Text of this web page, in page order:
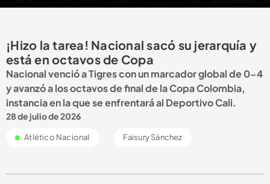
¡Hizo la tarea! Nacional sacó su jerarquía y
está en octavos de Copa
Nacional venció a Tigres con un marcador global de 0-4
y avanzó a los octavos de final de la Copa Colombia,
instancia en la que se enfrentará al Deportivo Cali.
28 de julio de 2026
Atlético Nacional Faisury Sánchez